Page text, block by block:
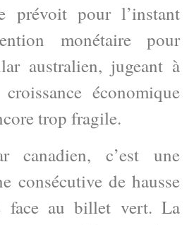
prévoit pour l’instant
monétaire pour
australien, jugeant à
économique
trop fragile.
canadien, c’est une
consécutive de hausse
face au billet vert. La